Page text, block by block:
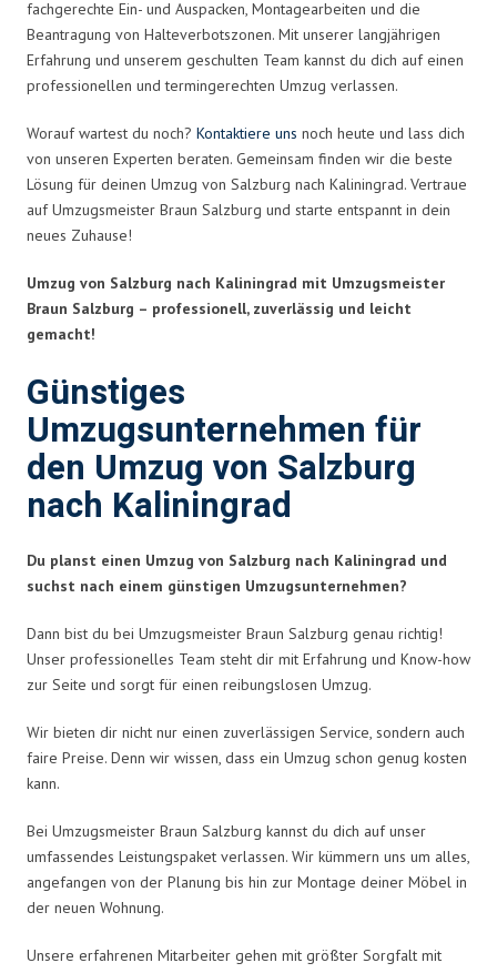
fachgerechte Ein- und Auspacken, Montagearbeiten und die
Beantragung von Halteverbotszonen. Mit unserer langjährigen
Erfahrung und unserem geschulten Team kannst du dich auf einen
professionellen und termingerechten Umzug verlassen.
Worauf wartest du noch? Kontaktiere uns noch heute und lass dich
von unseren Experten beraten. Gemeinsam finden wir die beste
Lösung für deinen Umzug von Salzburg nach Kaliningrad. Vertraue
auf Umzugsmeister Braun Salzburg und starte entspannt in dein
neues Zuhause!
Umzug von Salzburg nach Kaliningrad mit Umzugsmeister
Braun Salzburg – professionell, zuverlässig und leicht
gemacht!
Günstiges
Umzugsunternehmen für
den Umzug von Salzburg
nach Kaliningrad
Du planst einen Umzug von Salzburg nach Kaliningrad und
suchst nach einem günstigen Umzugsunternehmen?
Dann bist du bei Umzugsmeister Braun Salzburg genau richtig!
Unser professionelles Team steht dir mit Erfahrung und Know-how
zur Seite und sorgt für einen reibungslosen Umzug.
Wir bieten dir nicht nur einen zuverlässigen Service, sondern auch
faire Preise. Denn wir wissen, dass ein Umzug schon genug kosten
kann.
Bei Umzugsmeister Braun Salzburg kannst du dich auf unser
umfassendes Leistungspaket verlassen. Wir kümmern uns um alles,
angefangen von der Planung bis hin zur Montage deiner Möbel in
der neuen Wohnung.
Unsere erfahrenen Mitarbeiter gehen mit größter Sorgfalt mit